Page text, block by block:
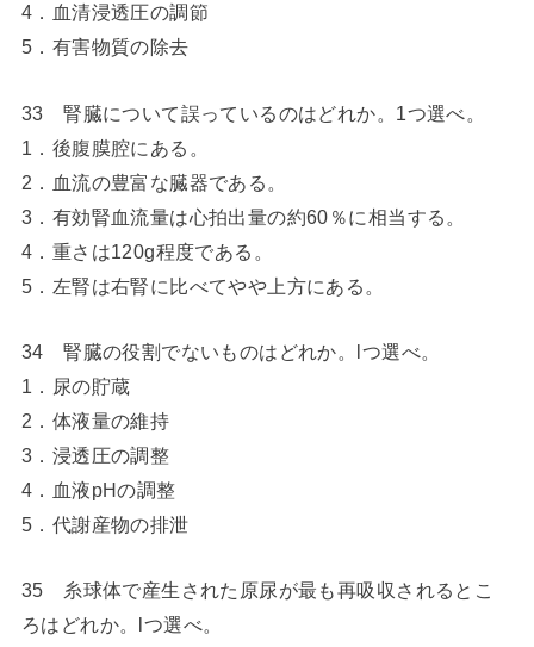
4．血清浸透圧の調節
5．有害物質の除去
33 腎臓について誤っているのはどれか。1つ選べ。
1．後腹膜腔にある。
2．血流の豊富な臓器である。
3．有効腎血流量は心拍出量の約60％に相当する。
4．重さは120g程度である。
5．左腎は右腎に比べてやや上方にある。
34 腎臓の役割でないものはどれか。lつ選べ。
1．尿の貯蔵
2．体液量の維持
3．浸透圧の調整
4．血液pHの調整
5．代謝産物の排泄
35 糸球体で産生された原尿が最も再吸収されるとこ
ろはどれか。lつ選べ。